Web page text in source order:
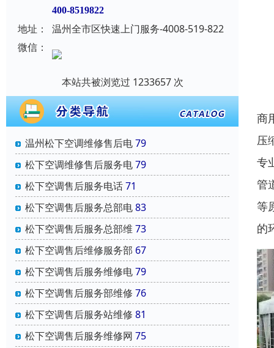
400-8519822
地址：
温州全市区快速上门服务-4008-519-822
微信：
本站共被浏览过 1233657 次
温州松下空调维修售后电79
松下空调维修售后服务电79
松下空调售后服务电话71
松下空调售后服务总部电83
松下空调售后服务总部维 73
松下空调售后维修服务部 67
松下空调售后服务维修电79
松下空调售后服务部维修 76
松下空调售后服务站维修 81
松下空调售后服务维修网 75
商
压
专
管
等
的